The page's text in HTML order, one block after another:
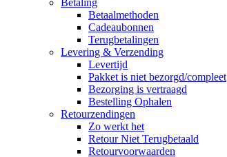
Betaling
Betaalmethoden
Cadeaubonnen
Terugbetalingen
Levering & Verzending
Levertijd
Pakket is niet bezorgd/compleet
Bezorging is vertraagd
Bestelling Ophalen
Retourzendingen
Zo werkt het
Retour Niet Terugbetaald
Retourvoorwaarden